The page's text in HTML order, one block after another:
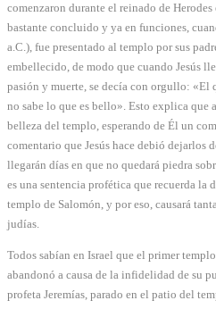
comenzaron durante el reinado de
bastante concluido y ya en funciones,
a.C.), fue presentado al templo por sus
embellecido, de modo que cuando Jesús
pasión y muerte, se decía con orgullo: «El
no sabe lo que es bello». Esto explica que
belleza del templo, esperando de Él un
comentario que Jesús hace debió dejarlos
llegarán días en que no quedará piedra
es una sentencia profética que recuerda la
templo de Salomón, y por eso, causará
judías.
Todos sabían en Israel que el primer
abandonó a causa de la infidelidad de su
profeta Jeremías, parado en el patio del